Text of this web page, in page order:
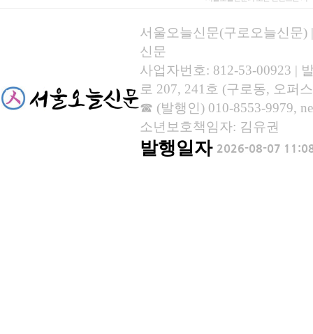
서울오늘신문(구로오늘신문)
신문
사업자번호: 812-53-00923 |
로 207, 241호 (구로동, 오퍼
☎ (발행인) 010-8553-9979,
소년보호책임자: 김유권
발행일자